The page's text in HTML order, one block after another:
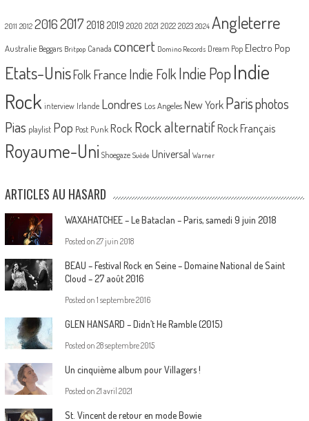
2011 2012 20162017 2018 2019 2020 2021 2022 2023 2024 Angleterre
Australie Beggars Britpop Canada concert Domino Records Dream Pop Electro Pop
Etats-UnisFolk France Indie FolkIndie PopIndie
Rock interview Irlande Londres Los Angeles New York Parisphotos
Pias playlist Pop Post Punk Rock Rock alternatif Rock Français
Royaume-Uni Shoegaze Suède Universal Warner
ARTICLES AU HASARD
WAXAHATCHEE – Le Bataclan – Paris, samedi 9 juin 2018
Posted on 27 juin 2018
BEAU – Festival Rock en Seine – Domaine National de Saint
Cloud – 27 août 2016
Posted on 1 septembre 2016
GLEN HANSARD – Didn’t He Ramble (2015)
Posted on 28 septembre 2015
Un cinquième album pour Villagers !
Posted on 21 avril 2021
St. Vincent de retour en mode Bowie